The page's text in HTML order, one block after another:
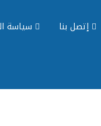
إتصل بنا سياسة